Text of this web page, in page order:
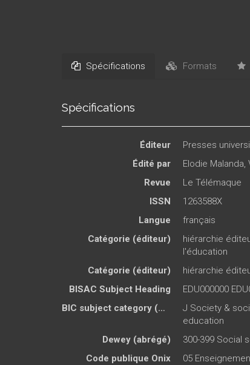
Spécifications Formats
Spécifications
Éditeur
Presses
Édité par
Elodie Malanda,
Revue
Le Télémaque
ISSN
1263588X
Langue
français
Catégorie (éditeur)
hiérarchie
l'éducation
Catégorie (éditeur)
hiérarchie
BISAC Subject Heading
EDU000000
BIC subject category (UK)
J Society &
education
Dewey (abrégé)
300-399 Social
Code publique Onix
05